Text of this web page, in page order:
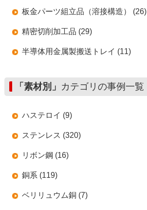
板金パーツ組立品（溶接構造） (26)
精密切削加工品 (29)
半導体用金属製搬送トレイ (11)
「素材別」 カテゴリの事例一覧
ハステロイ (9)
ステンレス (320)
リボン鋼 (16)
銅系 (119)
ベリリュウム銅 (7)